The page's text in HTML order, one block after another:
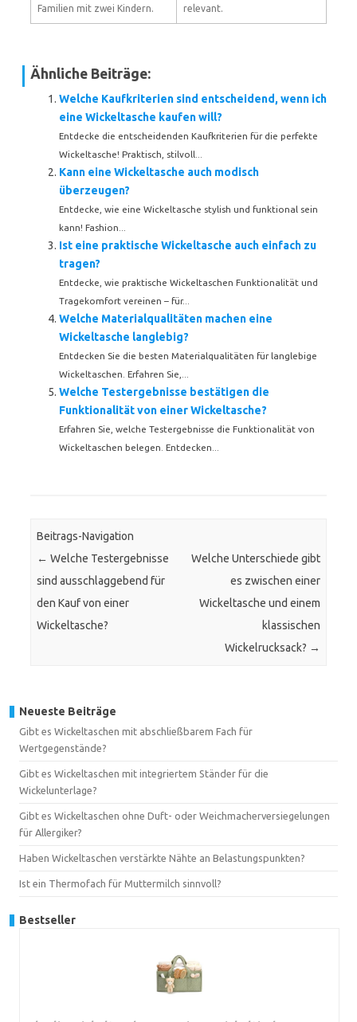
Familien mit zwei Kindern.
relevant.
Ähnliche Beiträge:
Welche Kaufkriterien sind entscheidend, wenn ich
eine Wickeltasche kaufen will?
Entdecke die entscheidenden Kaufkriterien für die perfekte
Wickeltasche! Praktisch, stilvoll...
Kann eine Wickeltasche auch modisch
überzeugen?
Entdecke, wie eine Wickeltasche stylish und funktional sein
kann! Fashion...
Ist eine praktische Wickeltasche auch einfach zu
tragen?
Entdecke, wie praktische Wickeltaschen Funktionalität und
Tragekomfort vereinen – für...
Welche Materialqualitäten machen eine
Wickeltasche langlebig?
Entdecken Sie die besten Materialqualitäten für langlebige
Wickeltaschen. Erfahren Sie,...
Welche Testergebnisse bestätigen die
Funktionalität von einer Wickeltasche?
Erfahren Sie, welche Testergebnisse die Funktionalität von
Wickeltaschen belegen. Entdecken...
Beitrags-Navigation
← Welche Testergebnisse
sind ausschlaggebend für
den Kauf von einer
Wickeltasche?
Welche Unterschiede gibt
es zwischen einer
Wickeltasche und einem
klassischen
Wickelrucksack? →
Neueste Beiträge
Gibt es Wickeltaschen mit abschließbarem Fach für
Wertgegenstände?
Gibt es Wickeltaschen mit integriertem Ständer für die
Wickelunterlage?
Gibt es Wickeltaschen ohne Duft- oder Weichmacherversiegelungen
für Allergiker?
Haben Wickeltaschen verstärkte Nähte an Belastungspunkten?
Ist ein Thermofach für Muttermilch sinnvoll?
Bestseller